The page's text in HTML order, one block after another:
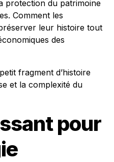
protection du patrimoine
Comment les
leur histoire tout
des
fragment d’histoire
et la complexité du
pour